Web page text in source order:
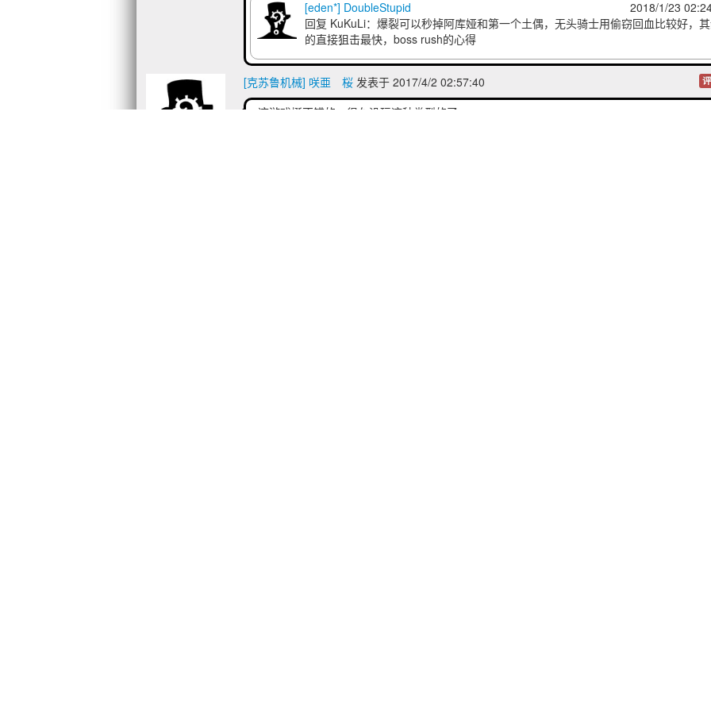
2018/1/23
[eden*] DoubleStupid
回复 KuKuLi：爆裂可以秒掉阿库娅和第一个土偶，无头骑士用偷窃回血比较好，
的直接狙击最快，boss rush的心得
[克苏鲁机械] 咲亜 桜发表于 2017/4/2 02:57:40
这游戏挺不错的，很久没玩这种类型的了